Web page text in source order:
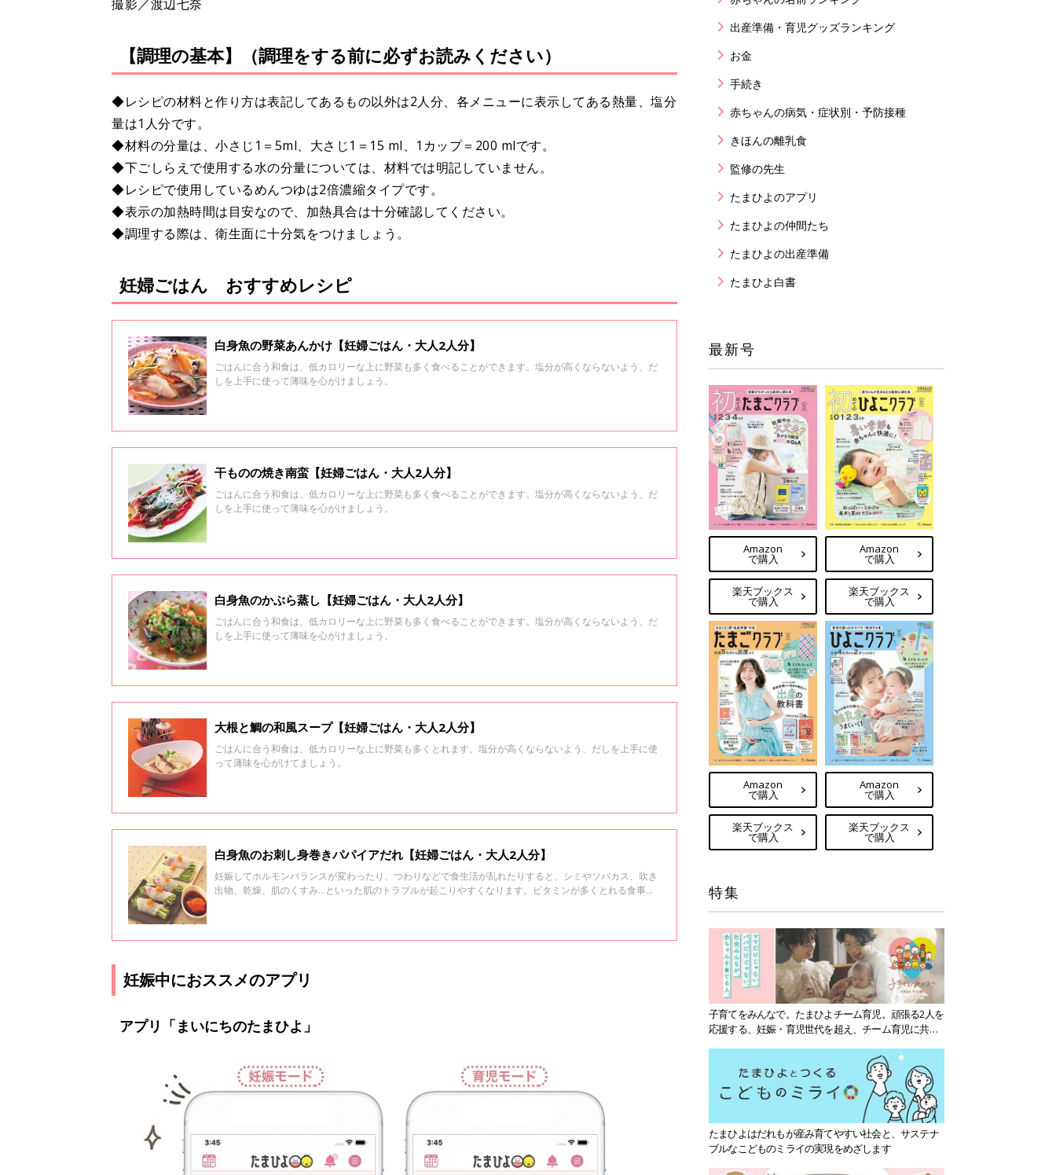
撮影／渡辺七奈
【調理の基本】（調理をする前に必ずお読みください）
◆レシピの材料と作り方は表記してあるもの以外は2人分、各メニューに表示してある熱量、塩分
量は1人分です。
◆材料の分量は、小さじ1＝5ml、大さじ1＝15 ml、1カップ＝200 mlです。
◆下ごしらえで使用する水の分量については、材料では明記していません。
◆レシピで使用しているめんつゆは2倍濃縮タイプです。
◆表示の加熱時間は目安なので、加熱具合は十分確認してください。
◆調理する際は、衛生面に十分気をつけましょう。
妊婦ごはん おすすめレシピ
白身魚の野菜あんかけ【妊婦ごはん・大人2人分】
ごはんに合う和食は、低カロリーな上に野菜も多く食べることができます。塩分が高くならないよう、だ
しを上手に使って薄味を心がけましょう。
干ものの焼き南蛮【妊婦ごはん・大人2人分】
ごはんに合う和食は、低カロリーな上に野菜も多く食べることができます。塩分が高くならないよう、だ
しを上手に使って薄味を心がけましょう。
白身魚のかぶら蒸し【妊婦ごはん・大人2人分】
ごはんに合う和食は、低カロリーな上に野菜も多く食べることができます。塩分が高くならないよう、だ
しを上手に使って薄味を心がけましょう。
大根と鯛の和風スープ【妊婦ごはん・大人2人分】
ごはんに合う和食は、低カロリーな上に野菜も多くとれます。塩分が高くならないよう、だしを上手に使
って薄味を心がけてましょう。
白身魚のお刺し身巻きパパイアだれ【妊婦ごはん・大人2人分】
妊娠してホルモンバランスが変わったり、つわりなどで食生活が乱れたりすると、シミやソバカス、吹き
出物、乾燥、肌のくすみ…といった肌のトラブルが起こりやすくなります。ビタミンが多くとれる食事
妊娠中におススメのアプリ
アプリ「まいにちのたまひよ」
出産準備・育児グッズランキング
お金
手続き
赤ちゃんの病気・症状別・予防接種
きほんの離乳食
監修の先生
たまひよのアプリ
たまひよの仲間たち
たまひよの出産準備
たまひよ白書
最新号
Amazon
で購入
楽天ブックス
で購入
Amazon
で購入
楽天ブックス
で購入
Amazon
で購入
楽天ブックス
で購入
Amazon
で購入
楽天ブックス
で購入
特集
子育てをみんなで。たまひよチーム育児。頑張る2人を
応援する、妊娠・育児世代を超え、チーム育児に共感
たまひよはだれもが産み育てやすい社会と、サステナ
ブルなこどものミライの実現をめざします